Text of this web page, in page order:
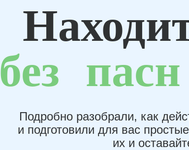
без пасн
Подробно разобрали, как
и подготовили для вас
их и